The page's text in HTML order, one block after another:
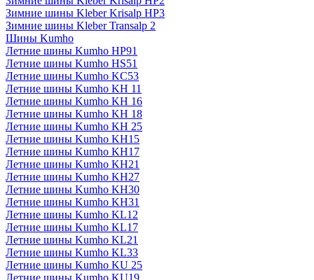
Зимние шины Kleber Krisalp HP3
Зимние шины Kleber Transalp 2
Шины Kumho
Летние шины Kumho HP91
Летние шины Kumho HS51
Летние шины Kumho KC53
Летние шины Kumho KH 11
Летние шины Kumho KH 16
Летние шины Kumho KH 18
Летние шины Kumho KH 25
Летние шины Kumho KH15
Летние шины Kumho KH17
Летние шины Kumho KH21
Летние шины Kumho KH27
Летние шины Kumho KH30
Летние шины Kumho KH31
Летние шины Kumho KL12
Летние шины Kumho KL17
Летние шины Kumho KL21
Летние шины Kumho KL33
Летние шины Kumho KU 25
Летние шины Kumho KU19